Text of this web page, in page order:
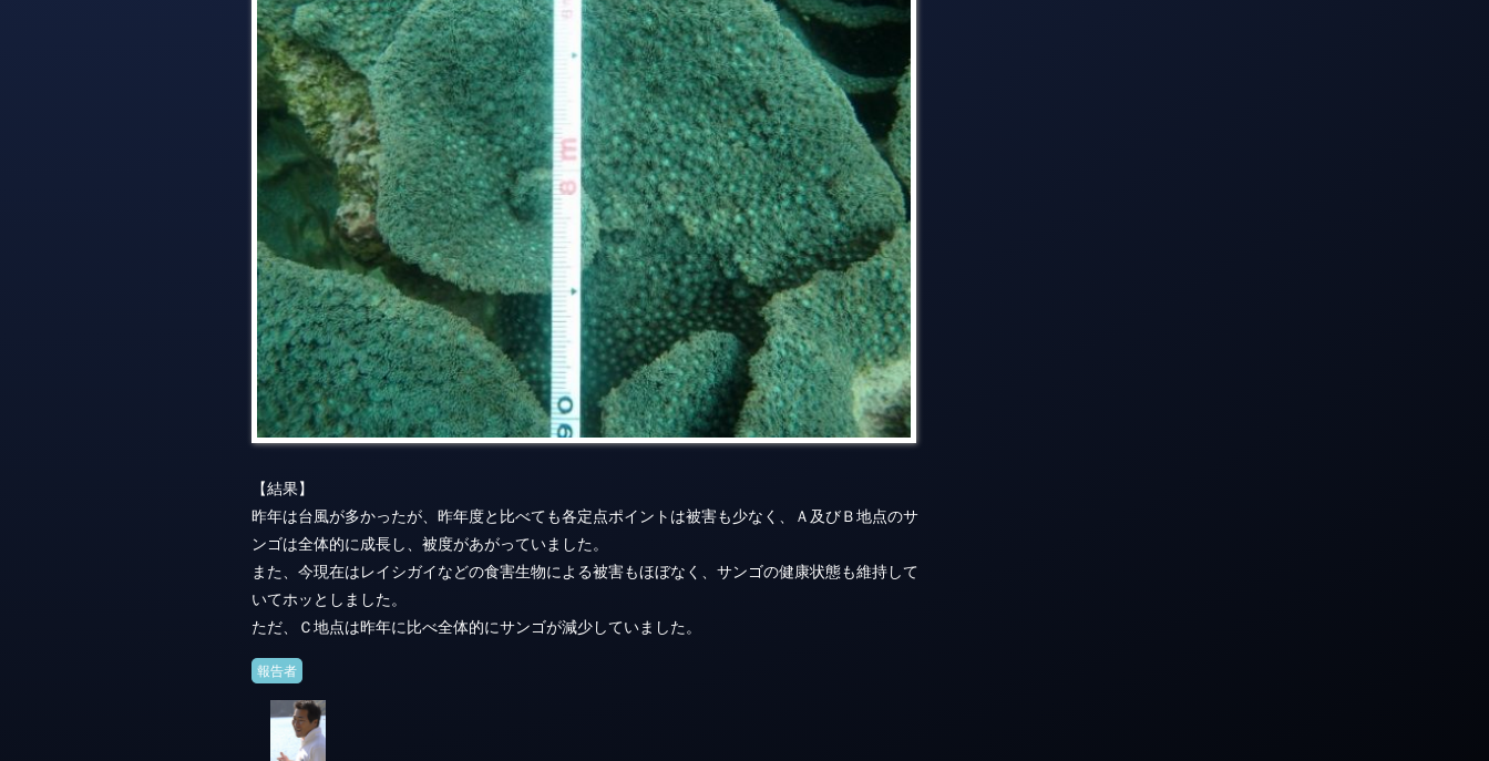
【結果】
昨年は台風が多かったが、昨年度と比べても各定点ポイントは被害も少なく、Ａ及びＢ地点のサ
ンゴは全体的に成長し、被度があがっていました。
また、今現在はレイシガイなどの食害生物による被害もほぼなく、サンゴの健康状態も維持して
いてホッとしました。
ただ、Ｃ地点は昨年に比べ全体的にサンゴが減少していました。
報告者